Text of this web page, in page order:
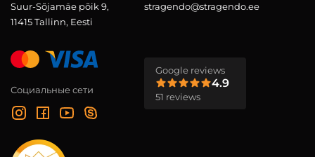
Suur-Sõjamäe põik 9,
11415 Tallinn, Eesti
stragendo@stragendo.ee
Социальные сети
Google reviews
4.9
51 reviews